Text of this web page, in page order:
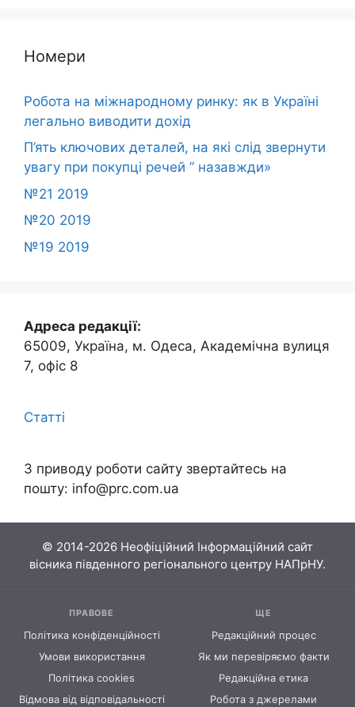
Номери
Робота на міжнародному ринку: як в Україні
легально виводити дохід
П’ять ключових деталей, на які слід звернути
увагу при покупці речей ” назавжди»
№21 2019
№20 2019
№19 2019
Адреса редакції:
65009, Україна, м. Одеса, Академічна вулиця
7, офіс 8
Статті
З приводу роботи сайту звертайтесь на
пошту: info@prc.com.ua
© 2014-2026 Неофіційний Інформаційний сайт
вісника південного регіонального центру НАПрНУ.
ПРАВОВЕ
Політика конфіденційності
Умови використання
Політика cookies
Відмова від відповідальності
ЩЕ
Редакційний процес
Як ми перевіряємо факти
Редакційна етика
Робота з джерелами